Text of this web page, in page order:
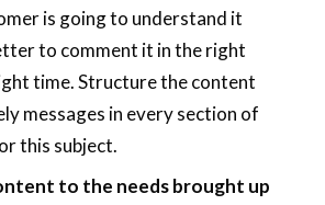
is going to understand it
to comment it in the right
time. Structure the content
messages in every section of
this subject.
to the needs brought up